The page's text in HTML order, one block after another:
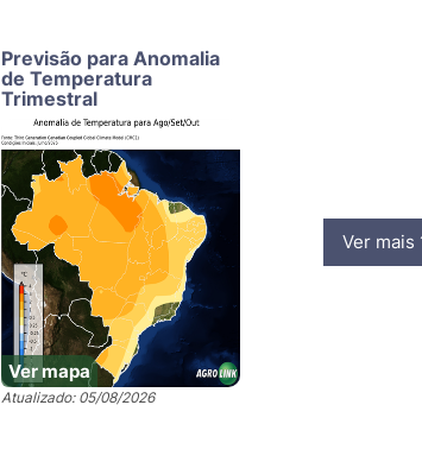
Previsão para Anomalia
de Temperatura
Trimestral
Ver mapa
Atualizado: 05/08/2026
Ver mais